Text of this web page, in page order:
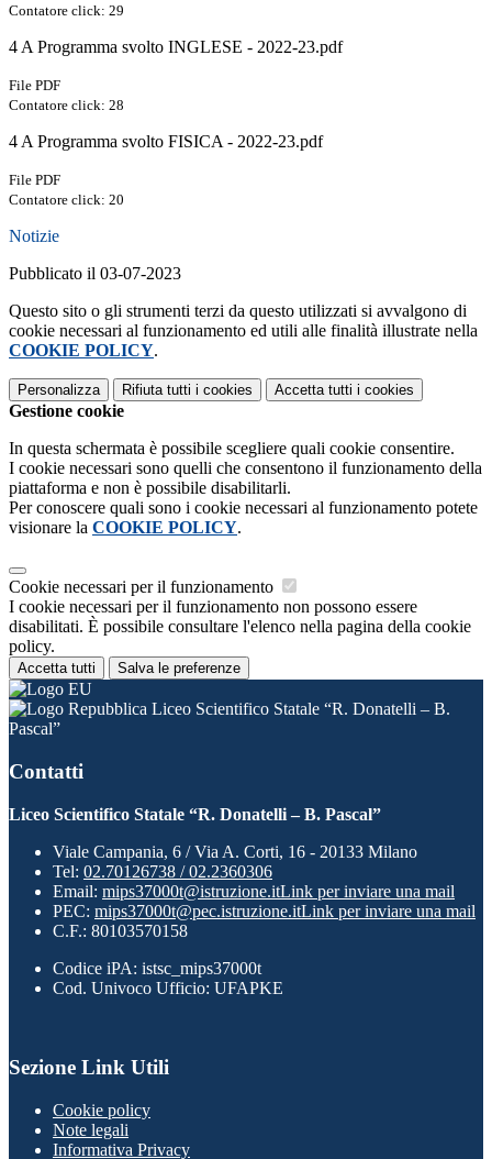
Contatore click: 29
4 A Programma svolto INGLESE - 2022-23.pdf
File PDF
Contatore click: 28
4 A Programma svolto FISICA - 2022-23.pdf
File PDF
Contatore click: 20
Notizie
Pubblicato il 03-07-2023
Questo sito o gli strumenti terzi da questo utilizzati si avvalgono di
cookie necessari al funzionamento ed utili alle finalità illustrate nella
COOKIE POLICY.
Personalizza Rifiuta tutti i cookies Accetta tutti i cookies
Gestione cookie
In questa schermata è possibile scegliere quali cookie consentire.
I cookie necessari sono quelli che consentono il funzionamento della
piattaforma e non è possibile disabilitarli.
Per conoscere quali sono i cookie necessari al funzionamento potete
visionare la COOKIE POLICY.
Cookie necessari per il funzionamento
I cookie necessari per il funzionamento non possono essere
disabilitati. È possibile consultare l'elenco nella pagina della cookie
policy.
Accetta tutti Salva le preferenze
Liceo Scientifico Statale “R. Donatelli – B.
Pascal”
Contatti
Liceo Scientifico Statale “R. Donatelli – B. Pascal”
Viale Campania, 6 / Via A. Corti, 16 - 20133 Milano
Tel: 02.70126738 / 02.2360306
Email: mips37000t@istruzione.itLink per inviare una mail
PEC: mips37000t@pec.istruzione.itLink per inviare una mail
C.F.: 80103570158
Codice iPA: istsc_mips37000t
Cod. Univoco Ufficio: UFAPKE
Sezione Link Utili
Cookie policy
Note legali
Informativa Privacy